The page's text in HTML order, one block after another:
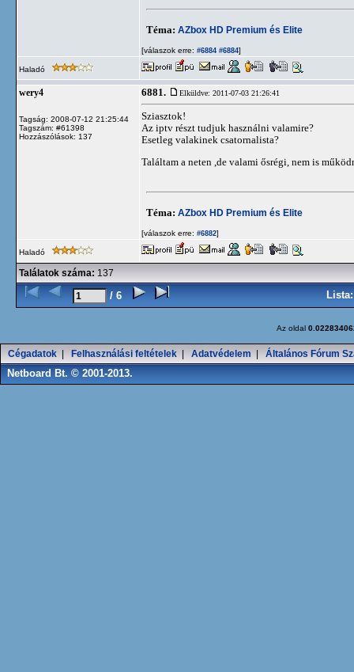
Téma: AZbox HD Premium és Elite
[válaszok erre: #6884 #6884]
Haladó
wery4
Tagság: 2008-07-12 21:25:44
Tagszám: #61398
Hozzászólások: 137
6881. Elküldve: 2011-07-03 21:26:41
Sziasztok!
Az iptv részt tudjuk használni valamire?
Esetleg valakinek csatornalista?
Találtam a neten ,de valami ősrégi, nem is
Téma: AZbox HD Premium és Elite
[válaszok erre: #6882]
Haladó
Találatok száma: 137
/ 6
Az oldal
Cégadatok Felhasználási feltételek Adatvédelem Általános Fórum
Netboard Bt. © 2001-2013.